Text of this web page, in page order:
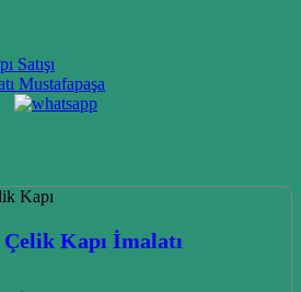
Satışı
Mustafapaşa
Kapı İmalatı